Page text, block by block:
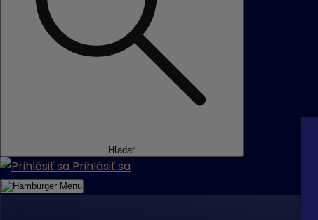
Hľadať
Prihlásiť sa
Menu